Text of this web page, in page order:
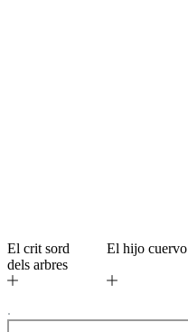
El crit sord
dels arbres
El hijo cuervo